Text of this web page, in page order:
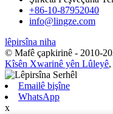
+86-10-87952040
info@lingze.com
lêpirsîna niha
© Mafê çapkirinê - 2010-
Kîsên Xwarinê yên Lûleyê,
Emailê bişîne
WhatsApp
x